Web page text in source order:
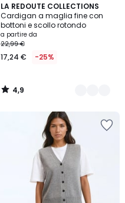
LA REDOUTE COLLECTIONS
Cardigan a maglia fine con
bottoni e scollo rotondo
a partire da
22,99 €
17,24 € -25%
4,9
/ 5
2
Colori
4,9
/